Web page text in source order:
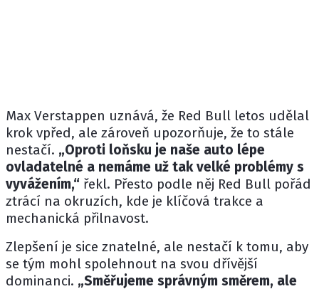
Max Verstappen uznává, že Red Bull letos udělal
krok vpřed, ale zároveň upozorňuje, že to stále
nestačí. „Oproti loňsku je naše auto lépe
ovladatelné a nemáme už tak velké problémy s
vyvážením,“ řekl. Přesto podle něj Red Bull pořád
ztrácí na okruzích, kde je klíčová trakce a
mechanická přilnavost.
Zlepšení je sice znatelné, ale nestačí k tomu, aby
se tým mohl spolehnout na svou dřívější
dominanci. „Směřujeme správným směrem, ale